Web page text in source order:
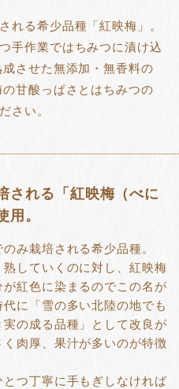
れる希少品種「紅映梅」。
手作業ではちみつに漬け込
させた無添加・無香料の
の甘酸っぱさとはちみつの
さい。
される「紅映梅（べに
用。
み栽培される希少品種。
していくのに対し、紅映梅
紅色に染まるのでこの名が
に「雪の多い北陸の地でも
実の成る品種」として改良が
肉厚、果汁が多いのが特徴
とつ丁寧に手もぎしなければ